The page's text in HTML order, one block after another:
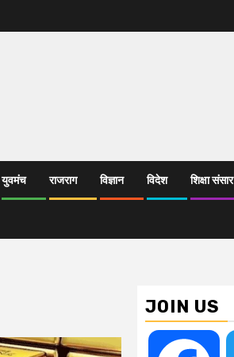
युवमंच राजराग विज्ञान विदेश शिक्षा संसार
JOIN US